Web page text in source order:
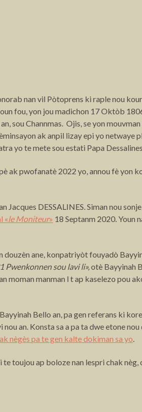
nan vil Pòtoprens ki raple nou
fou, yon jou madichon 17 Oktòb
sou Channmas. Ojis, se yon
ak anpil lizay epi yo
yo te mete sou estati Papa
ak pwofanatè 2022 yo, annou fè yon
DESSALINES. Siman nou
«le Moniteur» 18 Septanm 2020. Youn
ane, konpatriyòt fouyadò
Pwenkonnen sou lavi li»,otè Bayyinah
moman manman l t ap kaselezo pou
Bello an, pa gen referans ki
an. Konsta sa a pa ta dwe etone
nègès pa te gen kalte dokiman sa yo.
toujou ap boloze nan lespri chak nèg,